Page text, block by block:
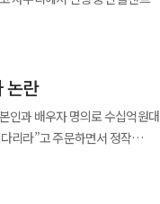
고가 주택을 중심으로 혜택
경신했다. 증여
동산원에서 제출받은 자료에
가운데 1530건(55%)은 위법
여는 저가
협약식에는 이한우 현대건설
, 국내 주요 시설 방문, K-문화
활동하고 있다. 회사 측은
논란
인과 배우자 명의로 수십억원대
리라”고 주문하면서 정작